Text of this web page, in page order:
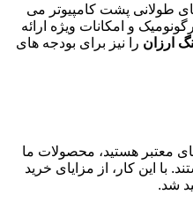
طولانی پشت کامپیوتر می
و امکانات ویژه ارائه
ارزان را نیز برای بودجه های
های معتبر هستید، محصولات ما
با این کار، از مزایای خرید
شد.